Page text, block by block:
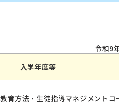
令和9年4
入学年度等
教育方法・生徒指導マネジメントコー